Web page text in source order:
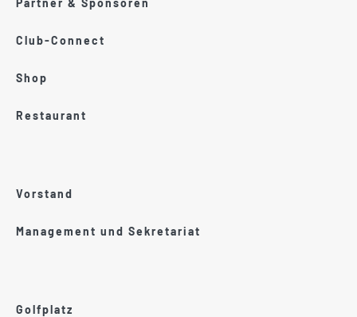
Club-Connect
Shop
Restaurant
Vorstand
Management und Sekretariat
Golfplatz